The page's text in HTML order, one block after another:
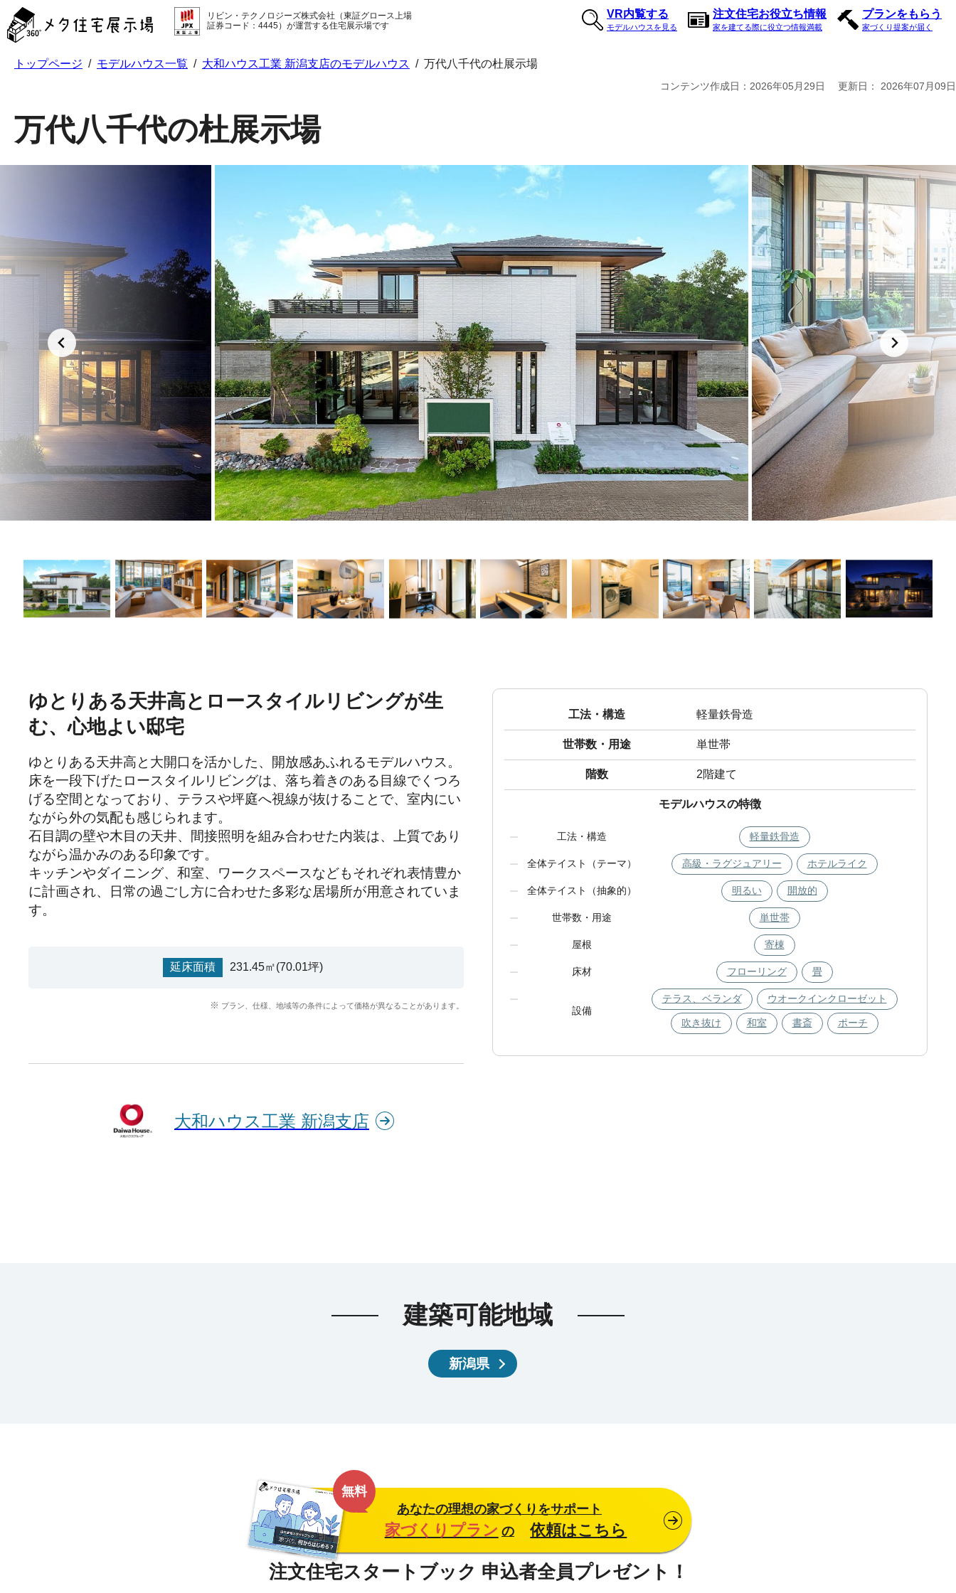
タ
住
リビン・テクノロジーズ株式会社（東証グロース上場
証券コード：4445）が運営する住宅展示場です
VR内覧する
モデルハウスを見る
注文住宅お役立ち情報
家を建てる際に役立つ情報満載
プランをもらう
家づくり提案が届く
トップページ / モデルハウス一覧 / 大和ハウス工業 新潟支店のモデルハウス / 万代八千代の杜展示場
コンテンツ作成日： 2026年05月29日 更新日： 2026年07月09日
万代八千代の杜展示場
ゆとりある天井高とロースタイルリビングが生
む、心地よい邸宅
ゆとりある天井高と大開口を活かした、開放感あふれるモデルハウス。
床を一段下げたロースタイルリビングは、落ち着きのある目線でくつろ
げる空間となっており、テラスや坪庭へ視線が抜けることで、室内にい
ながら外の気配も感じられます。
石目調の壁や木目の天井、間接照明を組み合わせた内装は、上質であり
ながら温かみのある印象です。
キッチンやダイニング、和室、ワークスペースなどもそれぞれ表情豊か
に計画され、日常の過ごし方に合わせた多彩な居場所が用意されていま
す。
延床面積 231.45㎡(70.01坪)
プラン、仕様、地域等の条件によって価格が異なることがあります。
大和ハウス工業 新潟支店
工法・構造 軽量鉄骨造
世帯数・用途 単世帯
階数 2階建て
モデルハウスの特徴
工法・構造 軽量鉄骨造
全体テイスト（テーマ） 高級・ラグジュアリー ホテルライク
全体テイスト（抽象的） 明るい 開放的
世帯数・用途 単世帯
屋根 寄棟
床材 フローリング 畳
設備
テラス、ベランダ ウオークインクローゼット
吹き抜け 和室 書斎 ポーチ
建築可能地域
新潟県
無料
あなたの理想の家づくりをサポート
家づくりプラン の 依頼はこちら